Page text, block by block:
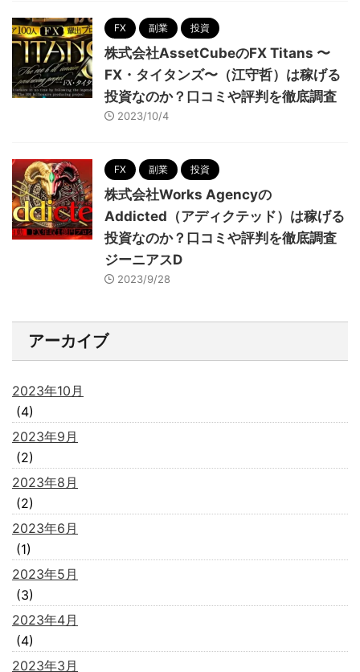
FX 副業 投資
株式会社AssetCubeのFX Titans 〜
FX・タイタンズ〜（江守哲）は稼げる
投資なのか？口コミや評判を徹底調査
2023/10/4
FX 副業 投資
株式会社Works Agencyの
Addicted（アディクテッド）は稼げる
投資なのか？口コミや評判を徹底調査
ジーニアスD
2023/9/28
アーカイブ
2023年10月
(4)
2023年9月
(2)
2023年8月
(2)
2023年6月
(1)
2023年5月
(3)
2023年4月
(4)
2023年3月